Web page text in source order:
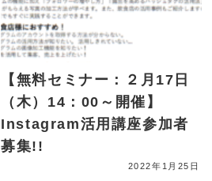
【無料セミナー：２月17日
（木）14：00～開催】
Instagram活用講座参加者
募集!!
2022年1月25日